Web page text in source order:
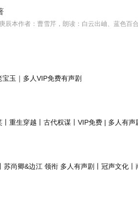
玉｜多人VIP免费有声剧
重生穿越丨古代权谋丨VIP免费 | 多人有声
苏尚卿&边江 领衔 多人有声剧丨冠声文化丨